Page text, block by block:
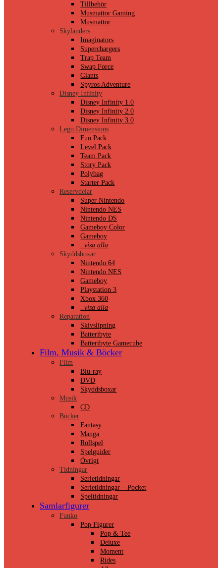
Tillbehör
Musmattor Gaming
Musmattor
Skylanders
Imaginators
Superchargers
Trap Team
Swap Force
Giants
Spyros Adventure
Disney Infinity
Disney Infinity 1.0
Disney Infinity 2.0
Disney Infinity 3.0
Lego Dimensions
Fun Pack
Level Pack
Team Pack
Story Pack
Polybag
Starter Pack
Reservdelar
Super Nintendo
Nintendo NES
Nintendo DS
Gameboy Color
Gameboy
..visa alla
Skyddsboxar
Nintendo 64
Nintendo NES
Gameboy
Playstation 3
Xbox 360
..visa alla
Reparation
Skivslipning
Batteribyte
Batteribyte Gamecube
Film, Musik & Böcker
Film
Blu-ray
DVD
Skyddsboxar
Musik
CD
Böcker
Fantasy
Manga
Rollspel
Spelguider
Övrigt
Tidningar
Serietidningar
Serietidningar – Pocket
Speltidningar
Samlarfigurer
Funko
Pop Figurer
Pop & Tee
Deluxe
Moment
Rides